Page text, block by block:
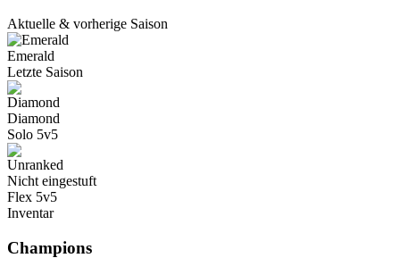
Aktuelle & vorherige Saison
Emerald
Letzte Saison
Diamond
Solo 5v5
Nicht eingestuft
Flex 5v5
Inventar
Champions